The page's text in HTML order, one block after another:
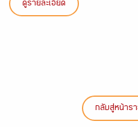
ดูรายละเอียด
กลับสู่หน้าร